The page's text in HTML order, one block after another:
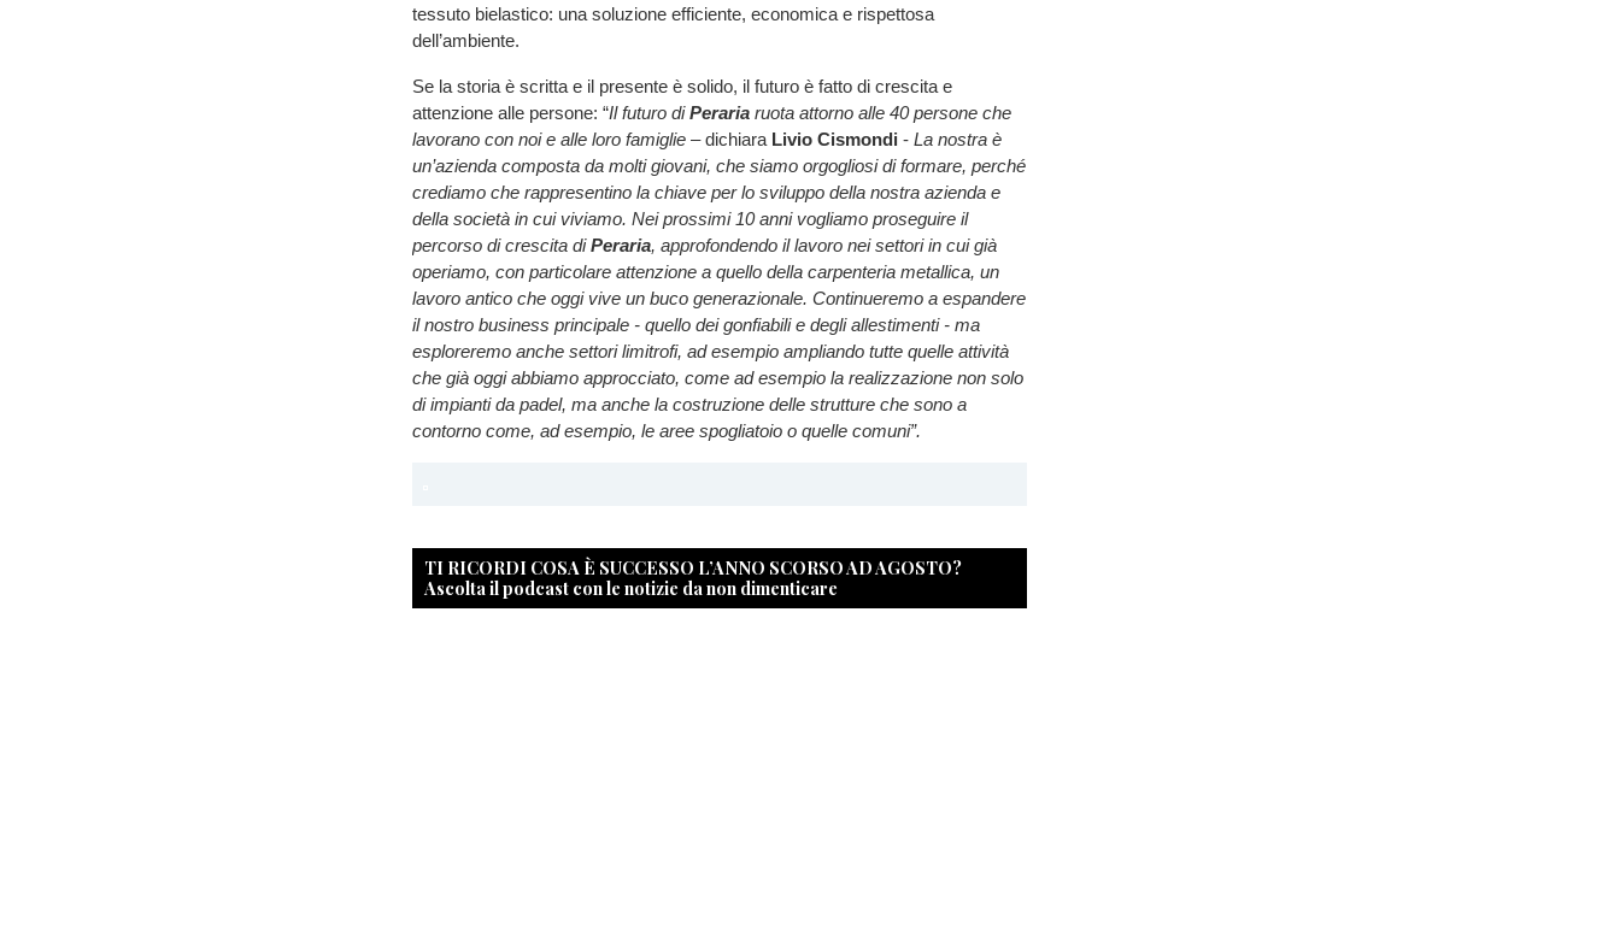
tessuto bielastico: una soluzione efficiente, economica e rispettosa
dell’ambiente.
Se la storia è scritta e il presente è solido, il futuro è fatto di crescita e
attenzione alle persone: “Il futuro diPeraria ruota attorno alle 40 persone che
lavorano con noi e alle loro famiglie – dichiara Livio Cismondi - La nostra è
un’azienda composta da molti giovani, che siamo orgogliosi di formare, perché
crediamo che rappresentino la chiave per lo sviluppo della nostra azienda e
della società in cui viviamo. Nei prossimi 10 anni vogliamo proseguire il
percorso di crescita diPeraria, approfondendo il lavoro nei settori in cui già
operiamo, con particolare attenzione a quello della carpenteria metallica, un
lavoro antico che oggi vive un buco generazionale. Continueremo a espandere
il nostro business principale - quello dei gonfiabili e degli allestimenti - ma
esploreremo anche settori limitrofi, ad esempio ampliando tutte quelle attività
che già oggi abbiamo approcciato, come ad esempio la realizzazione non solo
di impianti da padel, ma anche la costruzione delle strutture che sono a
contorno come, ad esempio, le aree spogliatoio o quelle comuni”.
TI RICORDI COSA È SUCCESSO L’ANNO SCORSO AD AGOSTO?
Ascolta il podcast con le notizie da non dimenticare